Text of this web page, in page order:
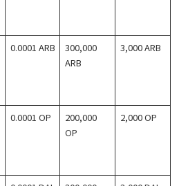
0.0001 ARB
300,000
ARB
3,000 ARB
0.0001 OP
200,000
OP
2,000 OP